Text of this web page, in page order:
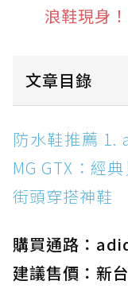
浪鞋現身！
文章目錄
防水鞋推薦
MG GTX：經
頭穿搭神鞋
防水鞋推薦
防水鞋推薦
經典 Dunk
打折
防水鞋推薦 1.
MG GTX：經
街頭穿搭神鞋
購買通路：
建議售價：新